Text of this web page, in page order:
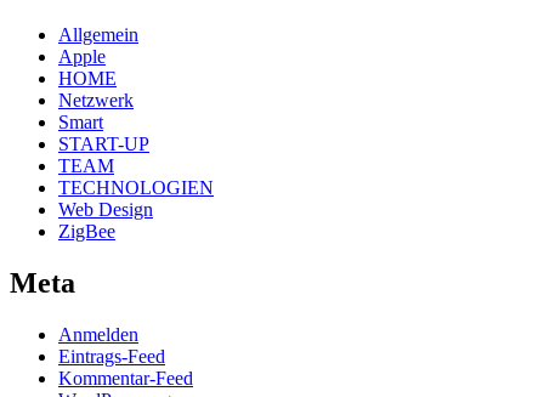
Allgemein
Apple
HOME
Netzwerk
Smart
START-UP
TEAM
TECHNOLOGIEN
Web Design
ZigBee
Meta
Anmelden
Eintrags-Feed
Kommentar-Feed